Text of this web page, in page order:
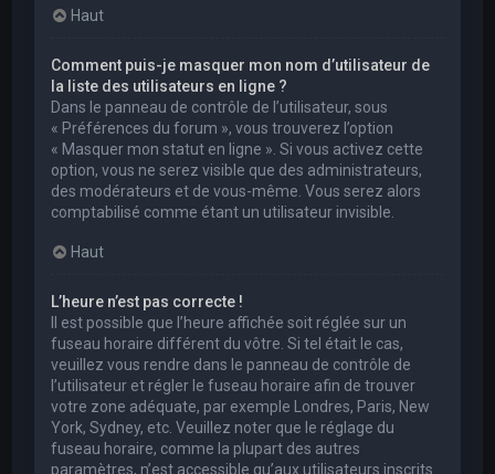
Haut
Comment puis-je masquer mon nom d’utilisateur de
la liste des utilisateurs en ligne ?
Dans le panneau de contrôle de l’utilisateur, sous
« Préférences du forum », vous trouverez l’option
« Masquer mon statut en ligne ». Si vous activez cette
option, vous ne serez visible que des administrateurs,
des modérateurs et de vous-même. Vous serez alors
comptabilisé comme étant un utilisateur invisible.
Haut
L’heure n’est pas correcte !
Il est possible que l’heure affichée soit réglée sur un
fuseau horaire différent du vôtre. Si tel était le cas,
veuillez vous rendre dans le panneau de contrôle de
l’utilisateur et régler le fuseau horaire afin de trouver
votre zone adéquate, par exemple Londres, Paris, New
York, Sydney, etc. Veuillez noter que le réglage du
fuseau horaire, comme la plupart des autres
paramètres, n’est accessible qu’aux utilisateurs inscrits.